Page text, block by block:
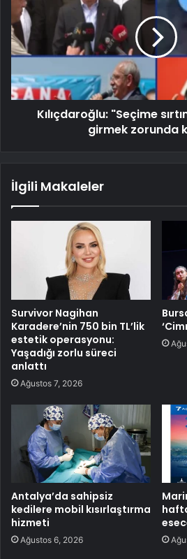
Kılıçdaroğlu: "Seçime
girmek zorunda
İlgili Makaleler
Survivor Nagihan
Karadere’nin 750 bin TL’lik
estetik operasyonu:
Yaşadığı zorlu süreci
anlattı
Ağustos 7, 2026
Antalya’da sahipsiz
kedilere mobil kısırlaştırma
hizmeti
Ağustos 6, 2026